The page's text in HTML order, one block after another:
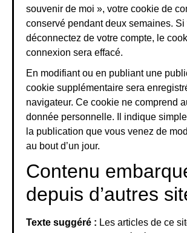
souvenir de moi », votre cookie de
conservé pendant deux semaines.
déconnectez de votre compte, le
connexion sera effacé.
En modifiant ou en publiant une
cookie supplémentaire sera
navigateur. Ce cookie ne comprend
donnée personnelle. Il indique
la publication que vous venez de
au bout d’un jour.
Contenu
depuis d’autres
Texte suggéré : Les articles de ce